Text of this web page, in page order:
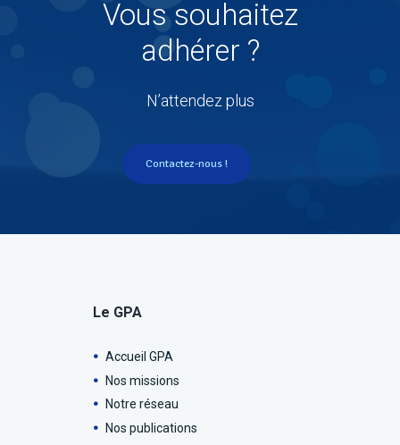
Vous souhaitez
adhérer ?
N’attendez plus
Contactez-nous !
Le GPA
Accueil GPA
Nos missions
Notre réseau
Nos publications